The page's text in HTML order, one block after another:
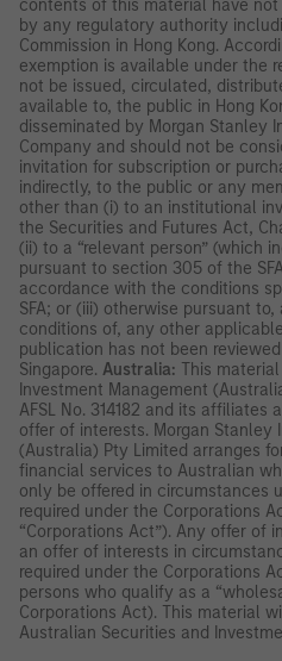
contents of this material have not
by any regulatory authority
Commission in Hong Kong.
exemption is available under the
not be issued, circulated,
available to, the public in Hong
disseminated by Morgan Stanley
Company and should not be
invitation for subscription or
indirectly, to the public or any
other than (i) to an institutional
the Securities and Futures Act,
(ii) to a “relevant person” (which
pursuant to section 305 of the
accordance with the conditions
SFA; or (iii) otherwise pursuant
conditions of, any other
publication has not been
Singapore. Australia: This
Investment Management
AFSL No. 314182 and its
offer of interests. Morgan Stanley
(Australia) Pty Limited arranges
financial services to Australian
only be offered in circumstances
required under the Corporations
“Corporations Act”). Any offer of
an offer of interests in
required under the Corporations
persons who qualify as a
Corporations Act). This material
Australian Securities and